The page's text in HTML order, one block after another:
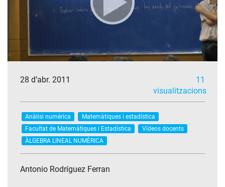
28 d’abr. 2011
11
visualitzacions
Anàlisi numèrica
Matemàtiques i estadística
Facultat de Matemàtiques i Estadística
Vídeos docents
ÀLGEBRA LINEAL NUMÈRICA
Antonio Rodríguez Ferran